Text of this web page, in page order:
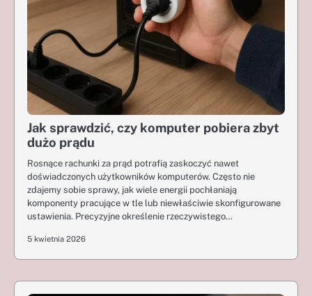
Jak sprawdzić, czy komputer pobiera zbyt
dużo prądu
Rosnące rachunki za prąd potrafią zaskoczyć nawet
doświadczonych użytkowników komputerów. Często nie
zdajemy sobie sprawy, jak wiele energii pochłaniają
komponenty pracujące w tle lub niewłaściwie skonfigurowane
ustawienia. Precyzyjne określenie rzeczywistego…
5 kwietnia 2026